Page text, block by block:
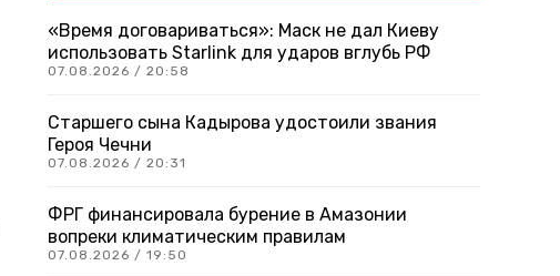
«Время договариваться»: Маск не дал Киеву
использовать Starlink для ударов вглубь РФ
07.08.2026 / 20:58
Старшего сына Кадырова удостоили звания
Героя Чечни
07.08.2026 / 20:31
ФРГ финансировала бурение в Амазонии
вопреки климатическим правилам
07.08.2026 / 19:50